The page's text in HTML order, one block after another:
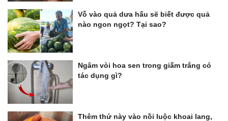
Vỗ vào quả dưa hấu sẽ biết được quả
nào ngon ngọt? Tại sao?
Ngâm vòi hoa sen trong giấm trắng có
tác dụng gì?
Thêm thứ này vào nồi luộc khoai lang,